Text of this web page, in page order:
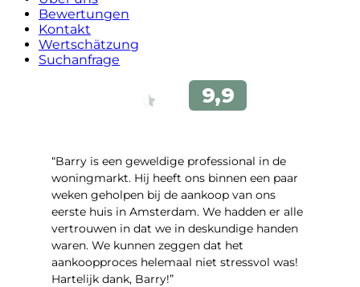
Bewertungen
Kontakt
Wertschätzung
Suchanfrage
“Barry is een geweldige professional in de
woningmarkt. Hij heeft ons binnen een paar
weken geholpen bij de aankoop van ons
eerste huis in Amsterdam. We hadden er alle
vertrouwen in dat we in deskundige handen
waren. We kunnen zeggen dat het
aankoopproces helemaal niet stressvol was!
Hartelijk dank, Barry!”